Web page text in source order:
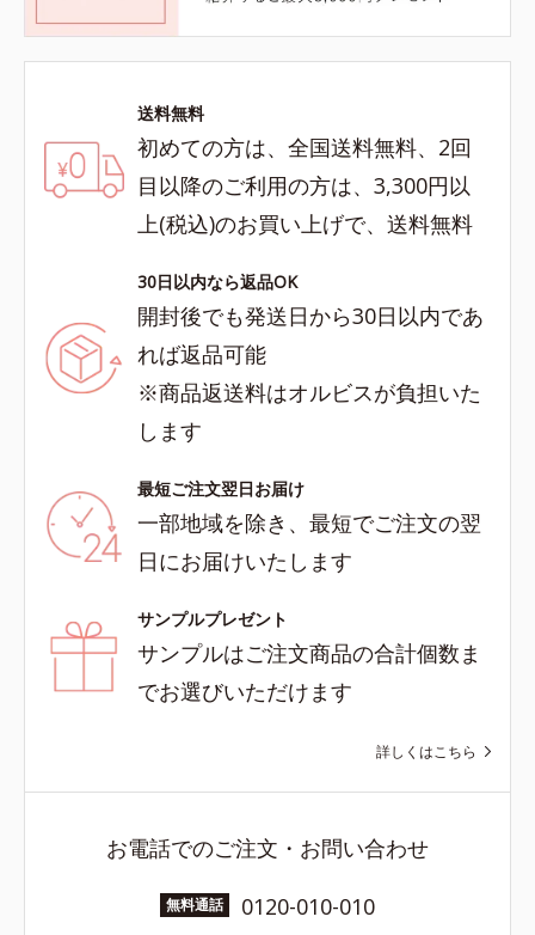
送料無料
初めての方は、全国送料無料、2回
目以降のご利用の方は、3,300円以
上(税込)のお買い上げで、送料無料
30日以内なら返品OK
開封後でも発送日から30日以内であ
れば返品可能
※商品返送料はオルビスが負担いた
します
最短ご注文翌日お届け
一部地域を除き、最短でご注文の翌
日にお届けいたします
サンプルプレゼント
サンプルはご注文商品の合計個数ま
でお選びいただけます
詳しくはこちら
お電話でのご注文・お問い合わせ
無料通話 0120-010-010